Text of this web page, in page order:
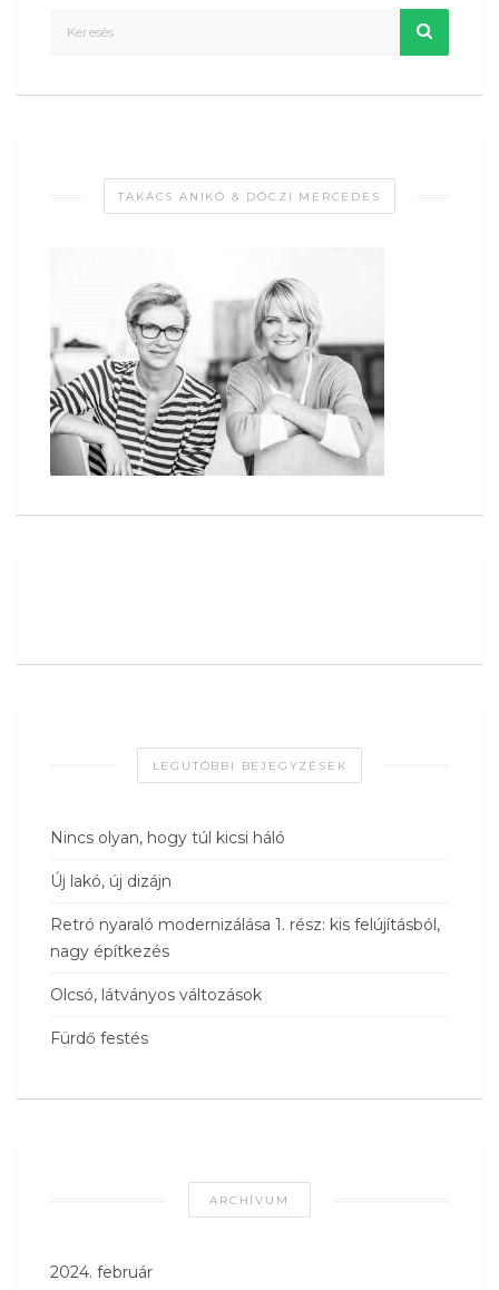
TAKÁCS ANIKÓ & DÓCZI MERCEDES
LEGUTÓBBI BEJEGYZÉSEK
Nincs olyan, hogy túl kicsi háló
Új lakó, új dizájn
Retró nyaraló modernizálása 1. rész: kis felújításból,
nagy építkezés
Olcsó, látványos változások
Fürdő festés
ARCHÍVUM
2024. február